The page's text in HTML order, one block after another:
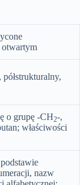
otwartym
o grupę -CH2-,
właściwości
nazw